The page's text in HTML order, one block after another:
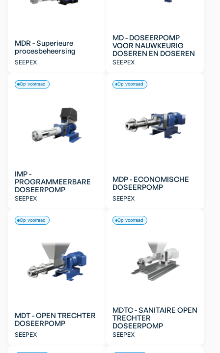
MDR - Superieure
procesbeheersing
SEEPEX
MD - DOSEERPOMP
VOOR NAUWKEURIG
DOSEREN EN DOSEREN
SEEPEX
IMP -
PROGRAMMEERBARE
DOSEERPOMP
SEEPEX
Op voorraad
MDP - ECONOMISCHE
DOSEERPOMP
SEEPEX
Op voorraad
MDT - OPEN TRECHTER
DOSEERPOMP
SEEPEX
Op voorraad
MDTC - SANITAIRE OPEN
TRECHTER
DOSEERPOMP
SEEPEX
Op voorraad